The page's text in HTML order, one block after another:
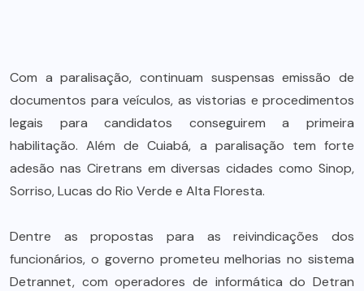
Com a paralisação, continuam suspensas emissão de
documentos para veículos, as vistorias e procedimentos
legais para candidatos conseguirem a primeira
habilitação. Além de Cuiabá, a paralisação tem forte
adesão nas Ciretrans em diversas cidades como Sinop,
Sorriso, Lucas do Rio Verde e Alta Floresta.
Dentre as propostas para as reivindicações dos
funcionários, o governo prometeu melhorias no sistema
Detrannet, com operadores de informática do Detran